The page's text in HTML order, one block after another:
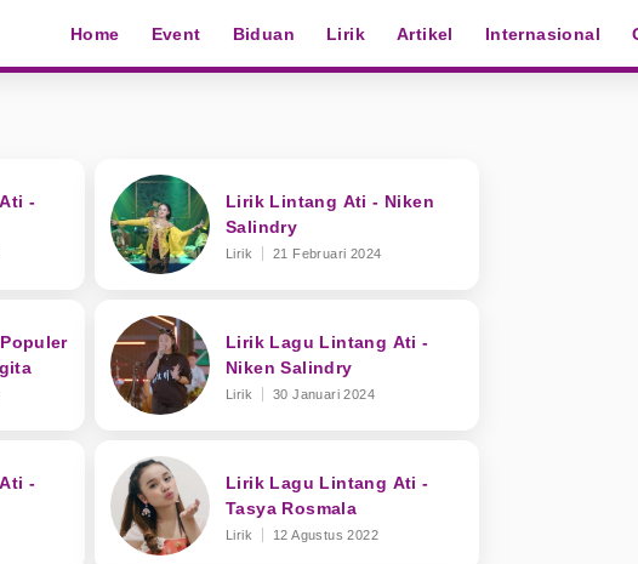
Home Event Biduan Lirik Artikel Internasional
-
Lirik Lintang Ati - Niken
Salindry
Lirik 21 Februari 2024
Lirik Lagu Lintang Ati -
Niken Salindry
Lirik 30 Januari 2024
-
Lirik Lagu Lintang Ati -
Tasya Rosmala
Lirik 12 Agustus 2022